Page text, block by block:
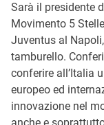
Sarà il presidente
Movimento 5
Juventus al
tamburello.
conferire all’Italia
europeo ed
innovazione nel